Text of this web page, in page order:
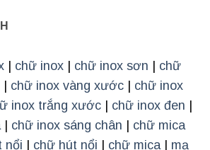
| chữ inox | chữ inox sơn | chữ
| chữ inox vàng xước | chữ inox
inox trắng xước | chữ inox đen |
| chữ inox sáng chân | chữ mica
nổi | chữ hút nổi | chữ mica | mạ